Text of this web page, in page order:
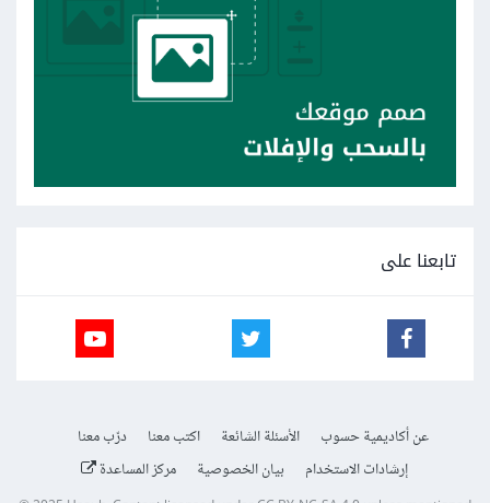
تابعنا على
عن أكاديمية حسوب الأسئلة الشائعة اكتب معنا
درّب معنا
إرشادات الاستخدام
بيان الخصوصية مركز المساعدة